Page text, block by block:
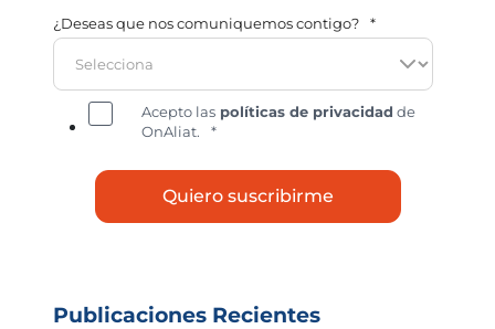
¿Deseas que nos comuniquemos contigo? *
Acepto las políticas de privacidad de
OnAliat.
*
Publicaciones Recientes